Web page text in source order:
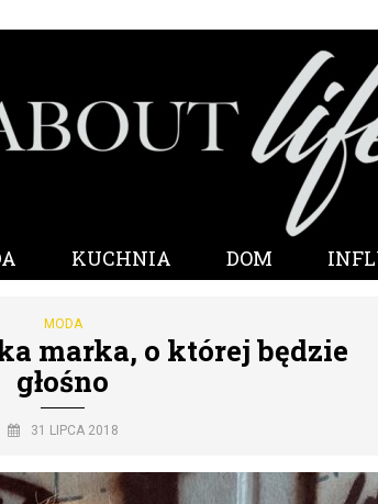
KUCHNIA DOM
MODA
marka, o której będzie
głośno
31 LIPCA 2018